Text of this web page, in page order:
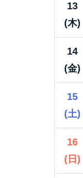
13
(木)
14
(金)
15
(土)
16
(日)